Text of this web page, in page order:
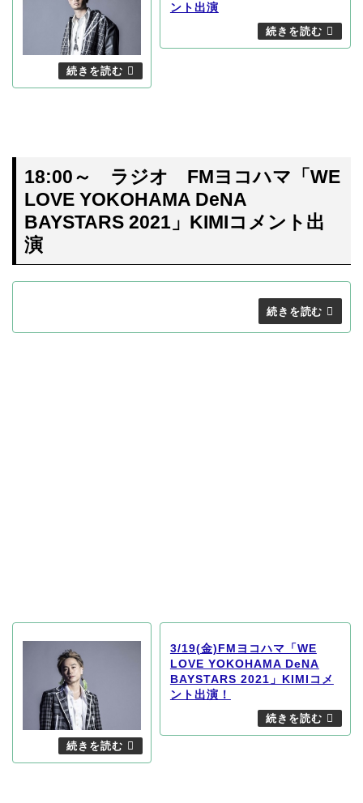
ント出演
18:00～ ラジオ FMヨコハマ「WE
LOVE YOKOHAMA DeNA
BAYSTARS 2021」KIMIコメント出
演
3/19(金)FMヨコハマ「WE
LOVE YOKOHAMA DeNA
BAYSTARS 2021」KIMIコメ
ント出演！